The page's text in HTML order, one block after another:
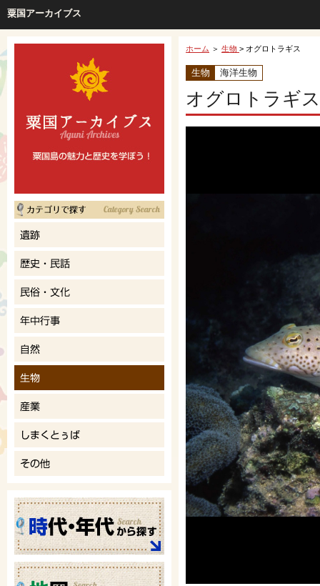
粟国アーカイブス
ホーム ＞ 生物 > オグロトラギス
生物 海洋生物
オグロトラギ